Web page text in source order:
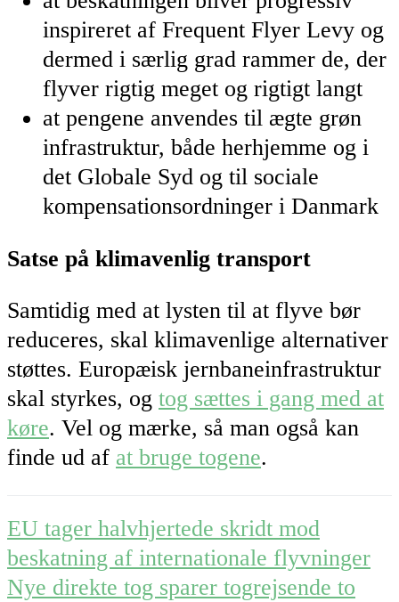
inspireret af Frequent Flyer Levy og
dermed i særlig grad rammer de, der
flyver rigtig meget og rigtigt langt
at pengene anvendes til ægte grøn
infrastruktur, både herhjemme og i
det Globale Syd og til sociale
kompensationsordninger i Danmark
Satse på klimavenlig transport
Samtidig med at lysten til at flyve bør
reduceres, skal klimavenlige alternativer
støttes. Europæisk jernbaneinfrastruktur
skal styrkes, og tog sættes i gang med at
køre. Vel og mærke, så man også kan
finde ud af at bruge togene.
Post
navigation
EU tager halvhjertede skridt mod
beskatning af internationale flyvninger
Nye direkte tog sparer togrejsende to